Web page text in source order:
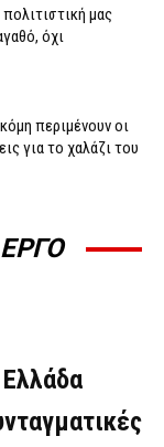
μας
όχι
περιμένουν οι
για το χαλάζι του